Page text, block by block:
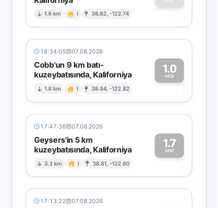
1.6 km I 38.82, -122.74
MW
0
18:34:05 07.08.2026
Cobb'un 9 km batı-
kuzeybatısında, Kaliforniya
1.8 km I 38.84, -122.82
1.0
MW1
17:47:36 07.08.2026
Geysers'in 5 km
kuzeybatısında, Kaliforniya
3.3 km I 38.81, -122.80
1.7
MW1
17:13:22 07.08.2026